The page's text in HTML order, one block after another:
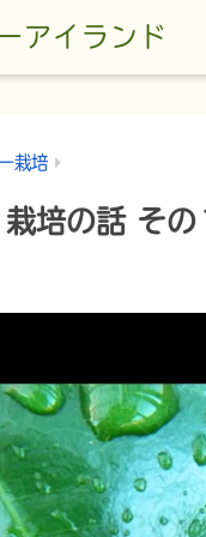
アイランド
栽培
培の話 その